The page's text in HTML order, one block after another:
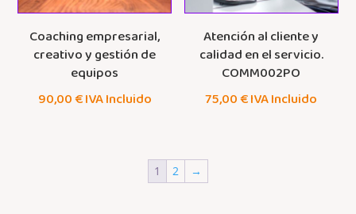
Coaching empresarial,
creativo y gestión de
equipos
90,00€IVA Incluido
Atención al cliente y
calidad en el servicio.
COMM002PO
75,00€IVA Incluido
1 2 →